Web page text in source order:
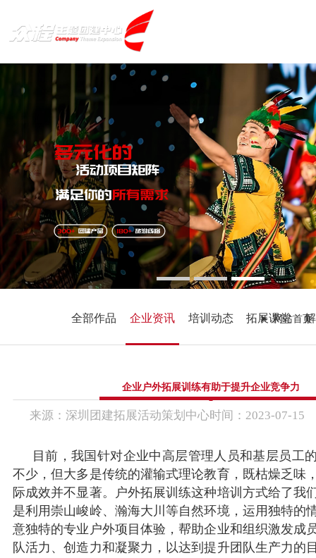
首 页
拓展课程
少年活动营
军事训练课程
社会实践活动
亲情感恩教育
心理辅导教育
主题活动方案
主题团建系列
户外达人计划
匠人制作系列
音乐释压系列
数字团建系列
组织运动系列
案例展示
生产制造企业
创新科技公司
银行保险证券
教培政企机构
团建基地
旅游主题小镇
峡谷漂流乐园
联系方式
网站首页
全部作品 企业资讯 培训动态 拓展课堂
企业户外拓展训练有助于提升企业竞争力
来源： 深圳团建拓展活动策划中心时间： 2023-07-15
目前，我国针对企业中高层管理人员和基层员工
不少，但大多是传统的灌输式理论教育，既枯燥乏味
际成效并不显著。户外拓展训练这种培训方式给了我
是利用崇山峻岭、瀚海大川等自然环境，运用独特的
意独特的专业户外项目体验，帮助企业和组织激发成
队活力、创造力和凝聚力，以达到提升团队生产力的